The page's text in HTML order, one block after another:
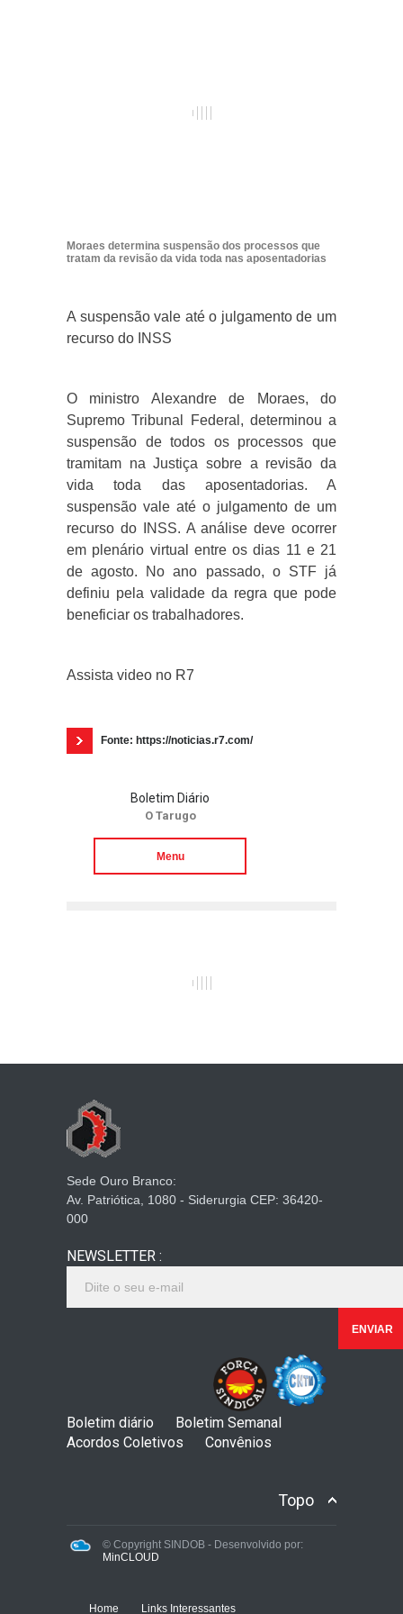
Moraes determina suspensão dos processos que
tratam da revisão da vida toda nas aposentadorias
A suspensão vale até o julgamento de um
recurso do INSS
O ministro Alexandre de Moraes, do
Supremo Tribunal Federal, determinou a
suspensão de todos os processos que
tramitam na Justiça sobre a revisão da
vida toda das aposentadorias. A
suspensão vale até o julgamento de um
recurso do INSS. A análise deve ocorrer
em plenário virtual entre os dias 11 e 21
de agosto. No ano passado, o STF já
definiu pela validade da regra que pode
beneficiar os trabalhadores.
Assista video no R7
Fonte: https://noticias.r7.com/
Boletim Diário
O Tarugo
Menu
Sede Ouro Branco:
Av. Patriótica, 1080 - Siderurgia CEP: 36420-
000
NEWSLETTER :
Boletim diário
Boletim Semanal
Acordos Coletivos
Convênios
Topo
© Copyright SINDOB - Desenvolvido por:
MinCLOUD
Home Links Interessantes